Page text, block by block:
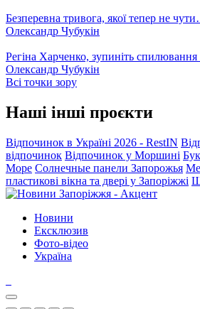
Безперевна тривога, якої тепер не
Олександр Чубукін
Регіна Харченко, зупиніть
Олександр Чубукін
Всі точки зору
Наші інші проєкти
Відпочинок в Україні 2026 - RestIN
відпочинок Відпочинок у Моршині
Море Солнечные панели Запорожья
пластикові вікна та двері у Запоріжжі
Новини
Ексклюзив
Фото-відео
Україна